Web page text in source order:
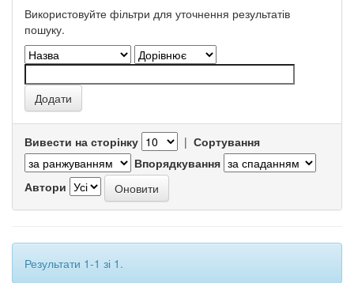
Використовуйте фільтри для уточнення результатів
пошуку.
Вивести на сторінку | Сортування
Впорядкування
Автори
Результати 1-1 зі 1.